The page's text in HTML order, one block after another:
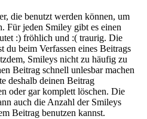
die benutzt werden können, um
Für jeden Smiley gibt es einen
:) fröhlich und :( traurig. Die
du beim Verfassen eines Beitrags
Smileys nicht zu häufig zu
Beitrag schnell unlesbar machen
deshalb deinen Beitrag
oder gar komplett löschen. Die
auch die Anzahl der Smileys
Beitrag benutzen kannst.